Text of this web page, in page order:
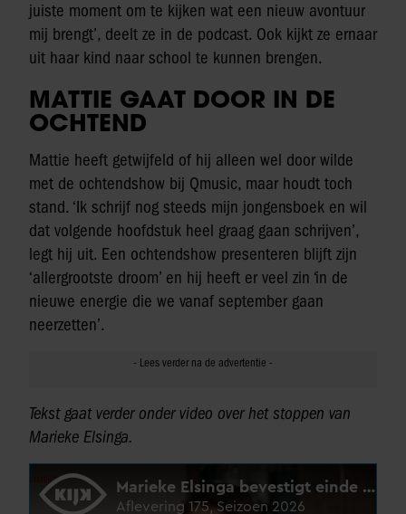
juiste moment om te kijken wat een nieuw avontuur
mij brengt’, deelt ze in de podcast. Ook kijkt ze ernaar
uit haar kind naar school te kunnen brengen.
MATTIE GAAT DOOR IN DE
OCHTEND
Mattie heeft getwijfeld of hij alleen wel door wilde
met de ochtendshow bij Qmusic, maar houdt toch
stand. ‘Ik schrijf nog steeds mijn jongensboek en wil
dat volgende hoofdstuk heel graag gaan schrijven’,
legt hij uit. Een ochtendshow presenteren blijft zijn
‘allergrootste droom’ en hij heeft er veel zin ‘in de
nieuwe energie die we vanaf september gaan
neerzetten’.
Tekst gaat verder onder video over het stoppen van
Marieke Elsinga.